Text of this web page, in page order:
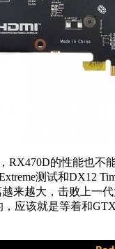
RX470D的性能也不
测试和DX12
来越大，击败上一
应该就是等着和